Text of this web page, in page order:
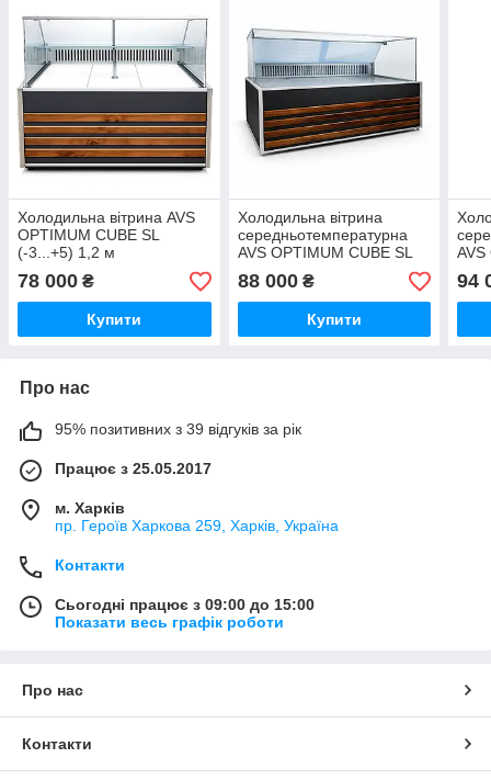
Холодильна вітрина AVS
OPTIMUM CUBE SL
(-3...+5) 1,2 м
78 000 ₴
Купити
Холодильна вітрина
середньотемпературна
AVS OPTIMUM CUBE SL
2,0 м
88 000₴
Купити
AVS
94
Про нас
95% позитивних з 39 відгуків за рік
Працює з 25.05.2017
м. Харків
пр. Героїв Харкова 259, Харків, Україна
Контакти
Сьогодні працює з 09:00 до 15:00
Показати весь графік роботи
Про нас
Контакти